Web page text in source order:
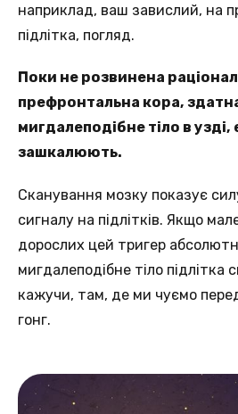
наприклад, ваш завислий, на
підлітка, погляд.
Поки не розвинена
префронтальна кора,
мигдалеподібне тіло в узді,
зашкалюють.
Сканування мозку показує
сигналу на підлітків. Якщо
дорослих цей тригер
мигдалеподібне тіло підлітка
кажучи, там, де ми чуємо
гонг.